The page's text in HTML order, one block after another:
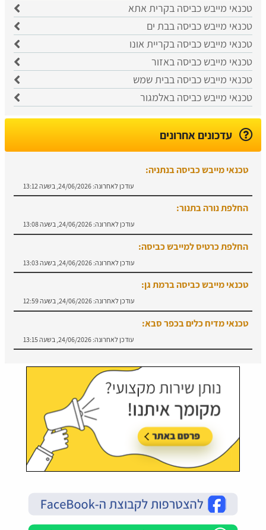
טכנאי מייבש כביסה בקרית אתא
טכנאי מייבש כביסה בבת ים
טכנאי מייבש כביסה בקריית אונו
טכנאי מייבש כביסה באזור
טכנאי מייבש כביסה בבית שמש
טכנאי מייבש כביסה באלמגור
עדכונים אחרונים
טכנאי מייבש כביסה בנתניה:
עודכן לאחרונה: 24/06/2026, בשעה 13:12
החלפת נורה בתנור:
עודכן לאחרונה: 24/06/2026, בשעה 13:08
החלפת כרטיס למייבש כביסה:
עודכן לאחרונה: 24/06/2026, בשעה 13:03
טכנאי מייבש כביסה ברמת גן:
עודכן לאחרונה: 24/06/2026, בשעה 12:59
טכנאי מדיח כלים בכפר סבא:
עודכן לאחרונה: 24/06/2026, בשעה 13:15